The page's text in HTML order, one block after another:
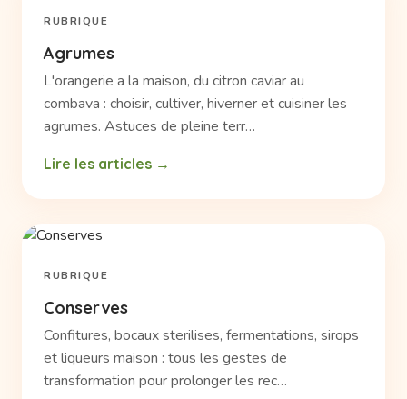
RUBRIQUE
Agrumes
L'orangerie a la maison, du citron caviar au
combava : choisir, cultiver, hiverner et cuisiner les
agrumes. Astuces de pleine terr…
Lire les articles
RUBRIQUE
Conserves
Confitures, bocaux sterilises, fermentations, sirops
et liqueurs maison : tous les gestes de
transformation pour prolonger les rec…